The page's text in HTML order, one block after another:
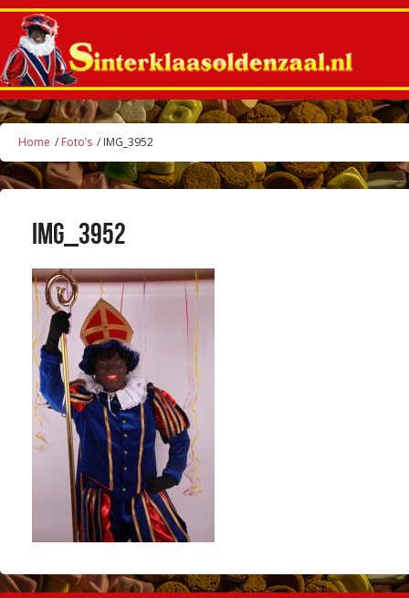
Home / Foto’s / IMG_3952
IMG_3952